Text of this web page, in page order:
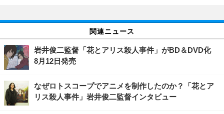
関連ニュース
岩井俊二監督「花とアリス殺人事件」がBD＆DVD化
8月12日発売
なぜロトスコープでアニメを制作したのか？「花とア
リス殺人事件」岩井俊二監督インタビュー